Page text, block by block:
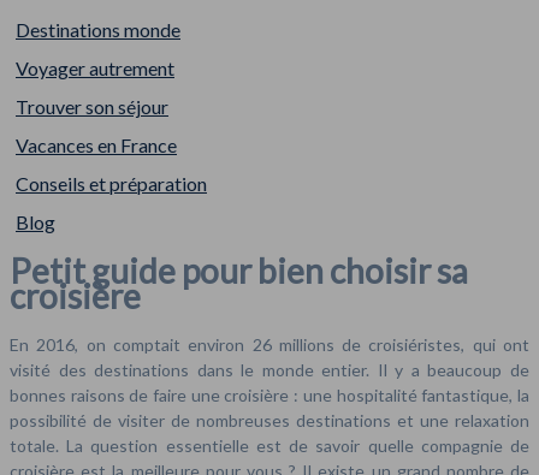
Destinations monde
Voyager autrement
Trouver son séjour
Vacances en France
Conseils et préparation
Blog
Petit guide pour bien choisir sa
croisière
En 2016, on comptait environ 26 millions de croisiéristes, qui ont
visité des destinations dans le monde entier. Il y a beaucoup de
bonnes raisons de faire une croisière : une hospitalité fantastique, la
possibilité de visiter de nombreuses destinations et une relaxation
totale. La question essentielle est de savoir quelle compagnie de
croisière est la meilleure pour vous ? Il existe un grand nombre de